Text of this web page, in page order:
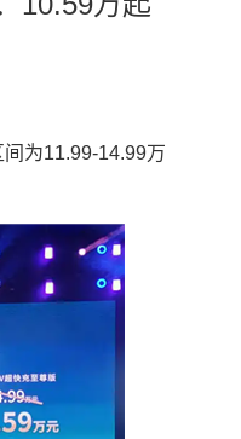
为11.99-14.99万